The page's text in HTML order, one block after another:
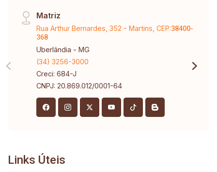
Matriz
Rua Arthur Bernardes, 352 - Martins, CEP:38400-
368
Uberlândia - MG
(34) 3256-3000
Creci: 684-J
CNPJ: 20.869.012/0001-64
Links Úteis